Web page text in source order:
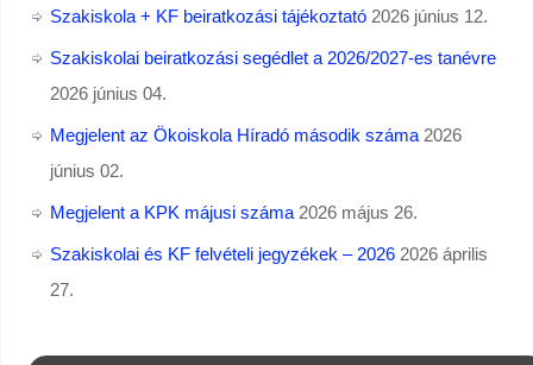
Szakiskola + KF beiratkozási tájékoztató 2026 június 12.
Szakiskolai beiratkozási segédlet a 2026/2027-es tanévre
2026 június 04.
Megjelent az Ökoiskola Híradó második száma 2026
június 02.
Megjelent a KPK májusi száma 2026 május 26.
Szakiskolai és KF felvételi jegyzékek – 2026 2026 április
27.